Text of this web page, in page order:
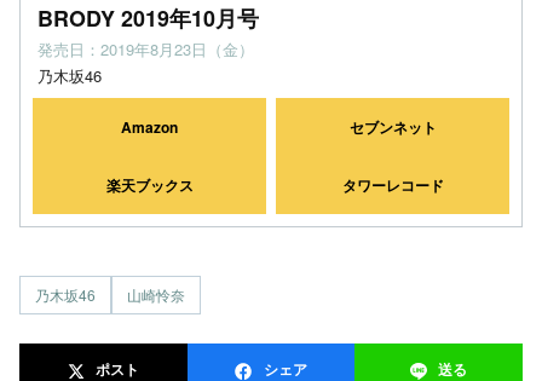
BRODY 2019年10月号
発売日：2019年8月23日（金）
乃木坂46
Amazon セブンネット
楽天ブックス タワーレコード
乃木坂46 山崎怜奈
ポスト シェア 送る